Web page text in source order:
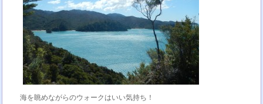
海を眺めながらのウォークはいい気持ち！